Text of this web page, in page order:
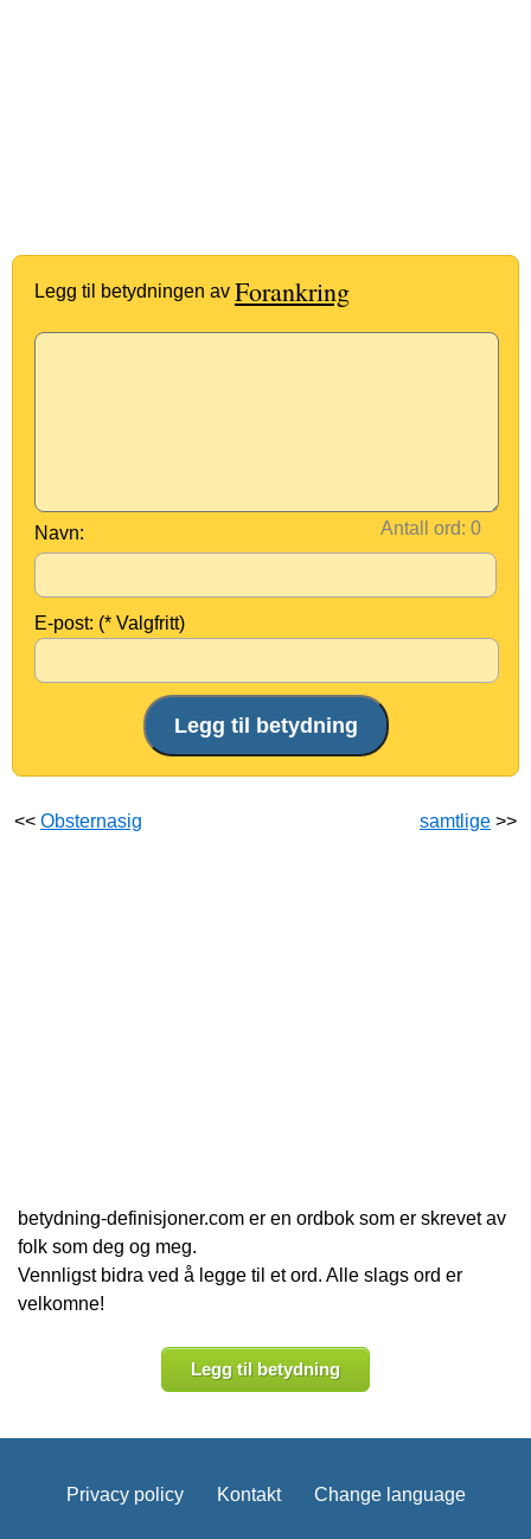
Legg til betydningen av Forankring
Antall ord:
Navn:
E-post: (* Valgfritt)
<< Obsternasig samtlige >>
betydning-definisjoner.com er en ordbok som er skrevet av
folk som deg og meg.
Vennligst bidra ved å legge til et ord. Alle slags ord er
velkomne!
Legg til betydning
Privacy policy Kontakt Change language